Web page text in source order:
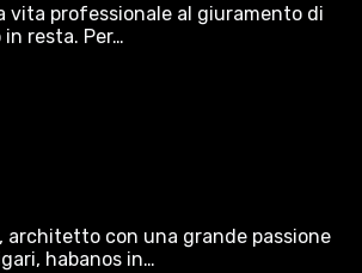
vita professionale al giuramento di
resta. Per…
architetto con una grande passione
habanos in…